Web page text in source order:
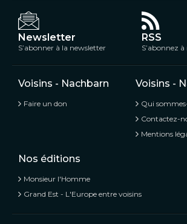
Newsletter
S’abonner à la newsletter
RSS
S’abonnez
Voisins - Nachbarn
Faire un don
Voisins -
Qui
Contactez-
Mentions
Nos éditions
Monsieur l'Homme
Grand Est - L'Europe entre voisins